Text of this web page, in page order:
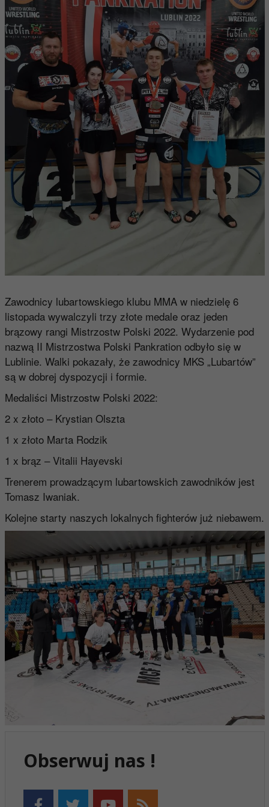
Zawodnicy lubartowskiego klubu MMA w niedzielę 6
listopada wywalczyli trzy złote medale oraz jeden
brązowy rangi Mistrzostw Polski 2022. Wydarzenie pod
nazwą II Mistrzostwa Polski Pankration odbyło się w
Lublinie. Walki pokazały, że zawodnicy MKS „Lubartów”
są w dobrej dyspozycji i formie.
Medaliści Mistrzostw Polski 2022:
2 x złoto – Krystian Olszta
1 x złoto Marta Rodzik
1 x brąz – Vitalii Hayevski
Trenerem prowadzącym lubartowskich zawodników jest
Tomasz Iwaniak.
Kolejne starty naszych lokalnych fighterów już niebawem.
Obserwuj nas !